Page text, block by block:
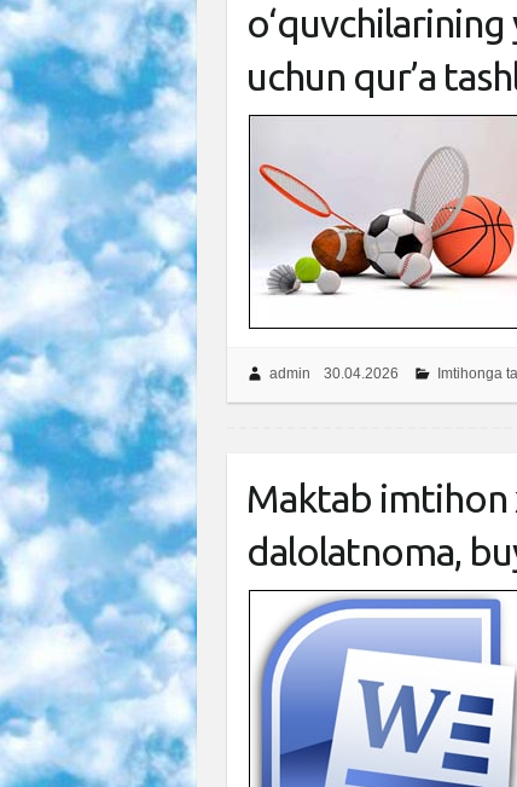
uchun qur’a
admin 30.04.2026 Imtihonga
Maktab imtihon
dalolatnoma,